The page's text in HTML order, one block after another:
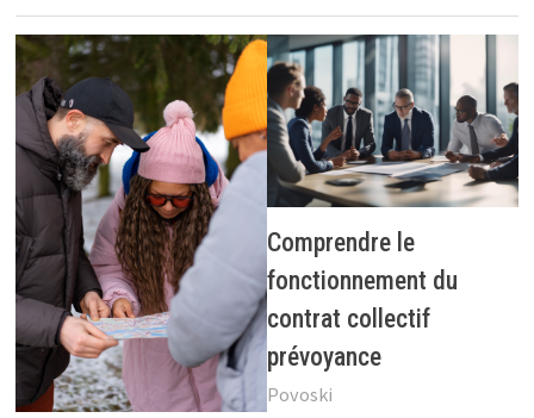
Comprendre le
fonctionnement du
contrat collectif
prévoyance
Povoski